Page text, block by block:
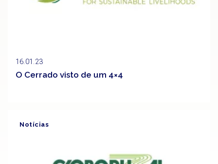
16.01.23
O Cerrado visto de um 4×4
Notícias